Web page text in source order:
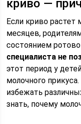
криво —
Если криво растет
месяцев,
состоянием
специалиста не
этот период у
молочного
избежать
знать, почему